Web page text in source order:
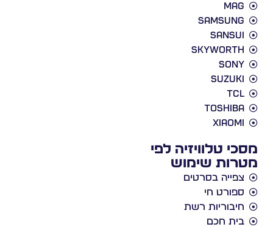
Mag
Samsung
Sansui
Skyworth
Sony
Suzuki
TCL
Toshiba
Xiaomi
מסכי טלוויזיה לפי
מטרות שימוש
צפייה בסרטים
ספורט חי
חיבוריות רשת
בית חכם